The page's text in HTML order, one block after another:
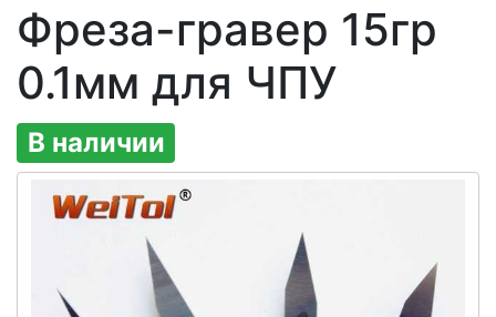
Фреза-гравер 15гр
0.1мм для ЧПУ
В наличии